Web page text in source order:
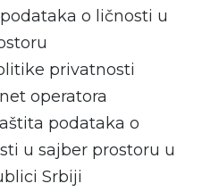
o ličnosti u
privatnosti
operatora
podataka o
u sajber prostoru u
Srbiji